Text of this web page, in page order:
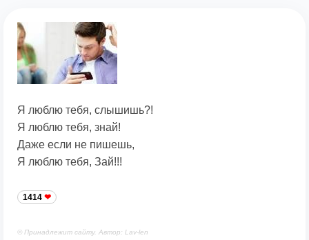
Я люблю тебя, слышишь?!
Я люблю тебя, знай!
Даже если не пишешь,
Я люблю тебя, Зай!!!
1414
© Принадлежит сайту. Автор: Lav-len